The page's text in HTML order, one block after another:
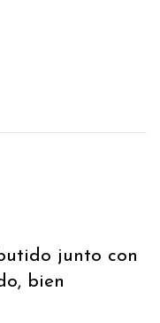
junto con
bien